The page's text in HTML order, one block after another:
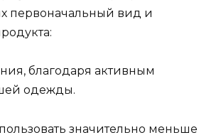
первоначальный вид и
благодаря активным
одежды.
значительно меньше